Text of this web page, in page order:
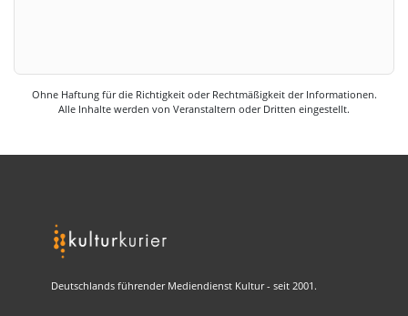
Ohne Haftung für die Richtigkeit oder Rechtmäßigkeit der Informationen.
Alle Inhalte werden von Veranstaltern oder Dritten eingestellt.
Deutschlands führender Mediendienst Kultur - seit 2001.